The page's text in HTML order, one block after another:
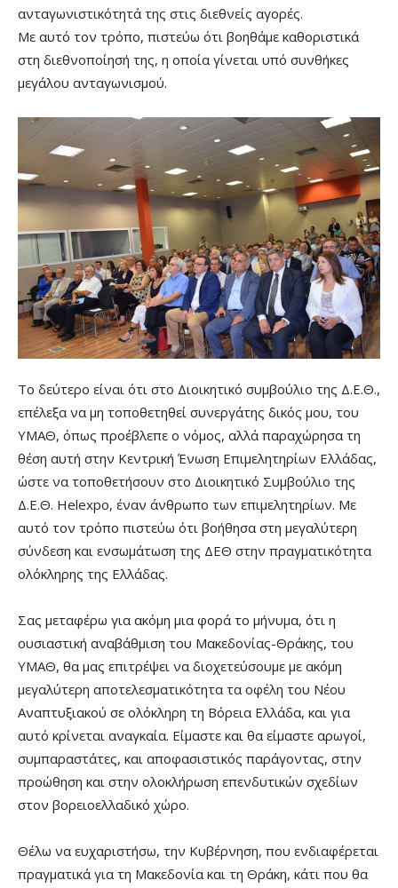
ανταγωνιστικότητά της στις διεθνείς αγορές.
Με αυτό τον τρόπο, πιστεύω ότι βοηθάμε καθοριστικά
στη διεθνοποίησή της, η οποία γίνεται υπό συνθήκες
μεγάλου ανταγωνισμού.
Το δεύτερο είναι ότι στο Διοικητικό συμβούλιο της Δ.Ε.Θ.,
επέλεξα να μη τοποθετηθεί συνεργάτης δικός μου, του
ΥΜΑΘ, όπως προέβλεπε ο νόμος, αλλά παραχώρησα τη
θέση αυτή στην Κεντρική Ένωση Επιμελητηρίων Ελλάδας,
ώστε να τοποθετήσουν στο Διοικητικό Συμβούλιο της
Δ.Ε.Θ. Helexpo, έναν άνθρωπο των επιμελητηρίων. Με
αυτό τον τρόπο πιστεύω ότι βοήθησα στη μεγαλύτερη
σύνδεση και ενσωμάτωση της ΔΕΘ στην πραγματικότητα
ολόκληρης της Ελλάδας.
Σας μεταφέρω για ακόμη μια φορά το μήνυμα, ότι η
ουσιαστική αναβάθμιση του Μακεδονίας-Θράκης, του
ΥΜΑΘ, θα μας επιτρέψει να διοχετεύσουμε με ακόμη
μεγαλύτερη αποτελεσματικότητα τα οφέλη του Νέου
Αναπτυξιακού σε ολόκληρη τη Βόρεια Ελλάδα, και για
αυτό κρίνεται αναγκαία. Είμαστε και θα είμαστε αρωγοί,
συμπαραστάτες, και αποφασιστικός παράγοντας, στην
προώθηση και στην ολοκλήρωση επενδυτικών σχεδίων
στον βορειοελλαδικό χώρο.
Θέλω να ευχαριστήσω, την Κυβέρνηση, που ενδιαφέρεται
πραγματικά για τη Μακεδονία και τη Θράκη, κάτι που θα